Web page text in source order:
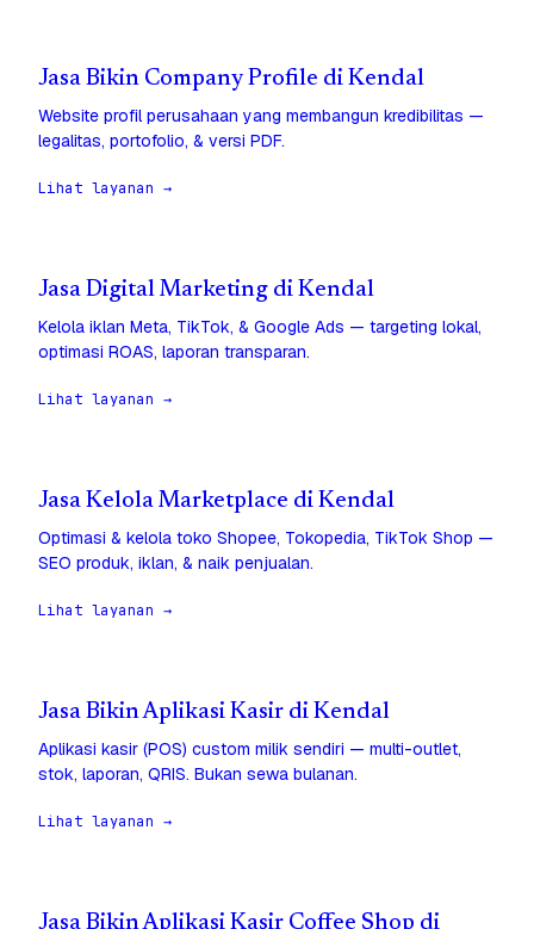
Jasa Bikin Company Profile di Kendal
Website profil perusahaan yang membangun kredibilitas —
legalitas, portofolio, & versi PDF.
Lihat layanan →
Jasa Digital Marketing di Kendal
Kelola iklan Meta, TikTok, & Google Ads — targeting lokal,
optimasi ROAS, laporan transparan.
Lihat layanan →
Jasa Kelola Marketplace di Kendal
Optimasi & kelola toko Shopee, Tokopedia, TikTok Shop —
SEO produk, iklan, & naik penjualan.
Lihat layanan →
Jasa Bikin Aplikasi Kasir di Kendal
Aplikasi kasir (POS) custom milik sendiri — multi-outlet,
stok, laporan, QRIS. Bukan sewa bulanan.
Lihat layanan →
Jasa Bikin Aplikasi Kasir Coffee Shop di